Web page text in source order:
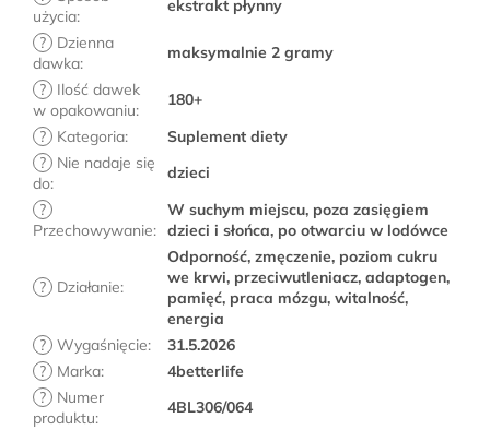
użycia:
ekstrakt płynny
?
Dzienna
dawka:
maksymalnie 2 gramy
?
Ilość dawek
w opakowaniu:
180+
?
Kategoria:
Suplement diety
?
Nie nadaje się
do:
dzieci
?
Przechowywanie:
W suchym miejscu, poza zasięgiem
dzieci i słońca, po otwarciu w lodówce
? Działanie:
Odporność, zmęczenie, poziom cukru
we krwi, przeciwutleniacz, adaptogen,
pamięć, praca mózgu, witalność,
energia
? Wygaśnięcie:
31.5.2026
?
Marka:
4betterlife
?
Numer
produktu:
4BL306/064